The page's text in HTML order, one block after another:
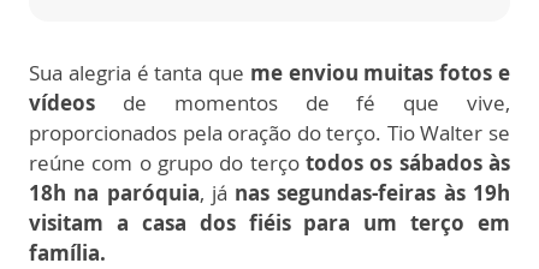
Sua alegria é tanta que me enviou muitas fotos e
vídeos de momentos de fé que vive,
proporcionados pela oração do terço. Tio Walter se
reúne com o grupo do terço todos os sábados às
18h na paróquia, já nas segundas-feiras às 19h
visitam a casa dos fiéis para um terço em
família.